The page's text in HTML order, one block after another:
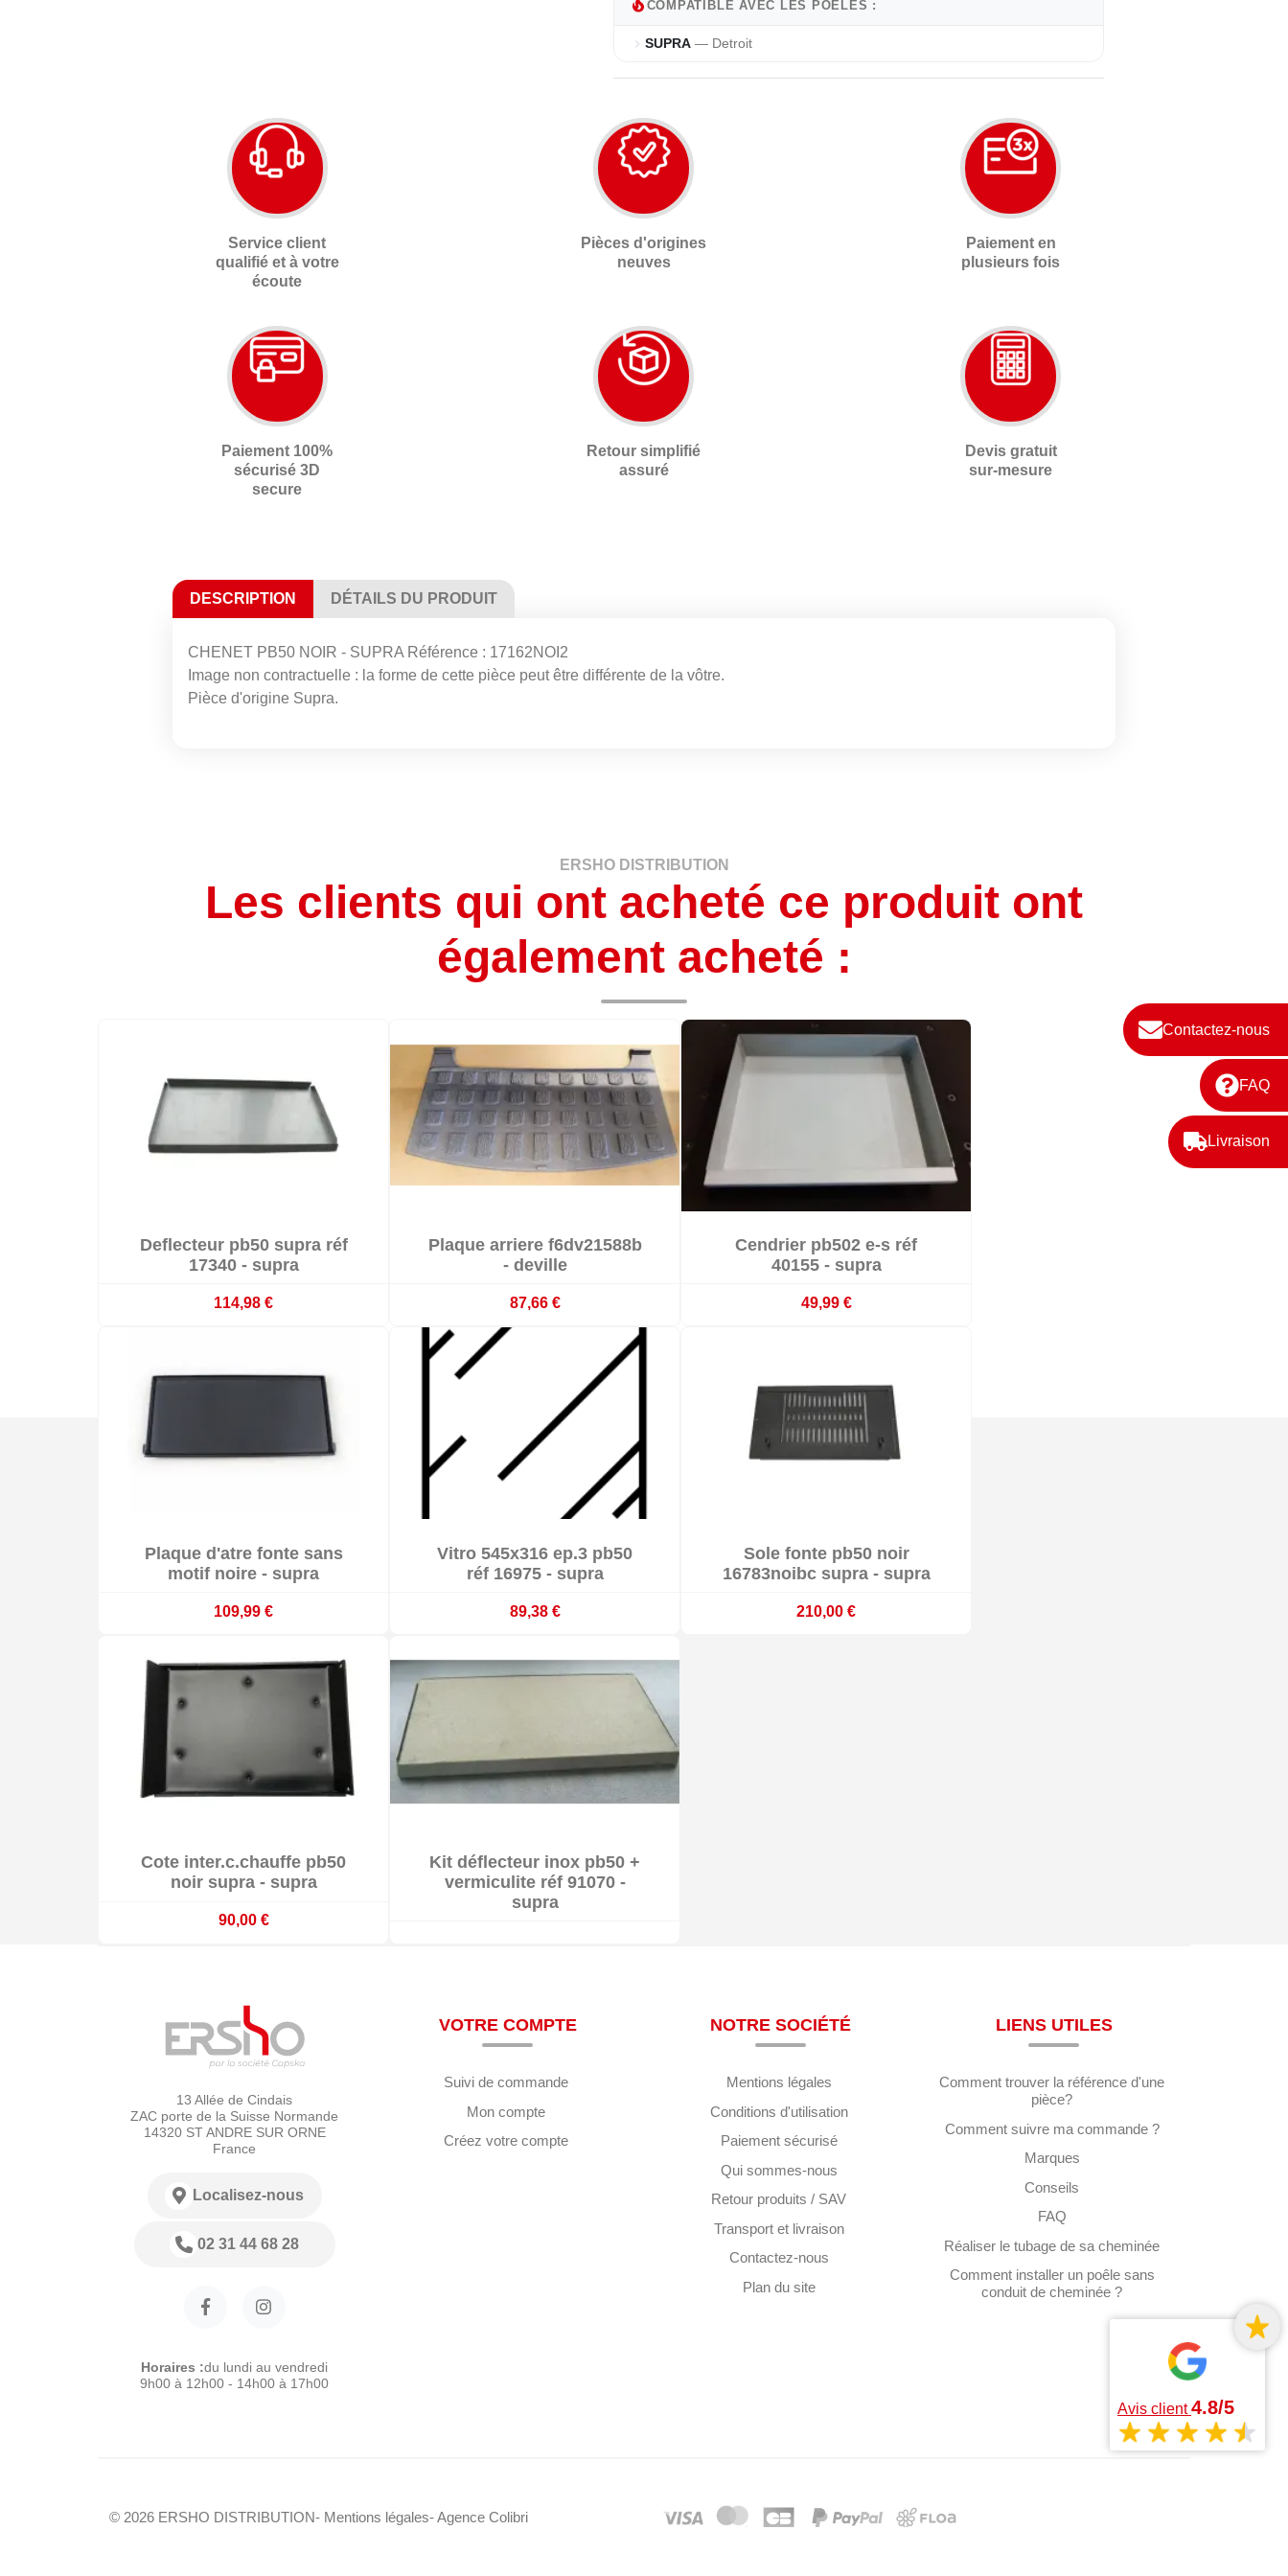
Avis client4.8/5
Contactez-nous
FAQ
Livraison
local_fire_department COMPATIBLE AVEC LES POÊLES :
chevron_right SUPRA — Detroit
Service client
qualifié et à votre
écoute
Pièces d'origines
neuves
Paiement en
plusieurs fois
Paiement 100%
sécurisé 3D
secure
Retour simplifié
assuré
Devis gratuit
sur-mesure
DESCRIPTION DÉTAILS DU PRODUIT
CHENET PB50 NOIR - SUPRA Référence : 17162NOI2
Image non contractuelle : la forme de cette pièce peut être différente de la vôtre.
Pièce d'origine Supra.
ERSHO DISTRIBUTION
Les clients qui ont acheté ce produit ont
également acheté :
 En stock
Deflecteur pb50 supra réf
17340 - supra
114,98 €
En stock
Plaque arriere f6dv21588b
- deville
87,66 €
 En stock
Cendrier pb502 e-s réf
40155 - supra
49,99 €
En stock
Plaque d'atre fonte sans
motif noire - supra
109,99 €
En stock
Vitro 545x316 ep.3 pb50
réf 16975 - supra
89,38 €
En stock
Sole fonte pb50 noir
16783noibc supra - supra
210,00 €
En stock
Cote inter.c.chauffe pb50
noir supra - supra
90,00 €
Kit déflecteur inox pb50 +
vermiculite réf 91070 -
supra
13 Allée de Cindais
ZAC porte de la Suisse Normande
14320 ST ANDRE SUR ORNE
France
Localisez-nous
02 31 44 68 28
Horaires :du lundi au vendredi
9h00 à 12h00 - 14h00 à 17h00
VOTRE COMPTE
Suivi de commande
Mon compte
Créez votre compte
NOTRE SOCIÉTÉ
Mentions légales
Conditions d'utilisation
Paiement sécurisé
Qui sommes-nous
Retour produits / SAV
Transport et livraison
Contactez-nous
Plan du site
LIENS UTILES
Comment trouver la référence d'une
pièce?
Comment suivre ma commande ?
Marques
Conseils
FAQ
Réaliser le tubage de sa cheminée
Comment installer un poêle sans
conduit de cheminée ?
© 2026 ERSHO DISTRIBUTION- Mentions légales- Agence Colibri